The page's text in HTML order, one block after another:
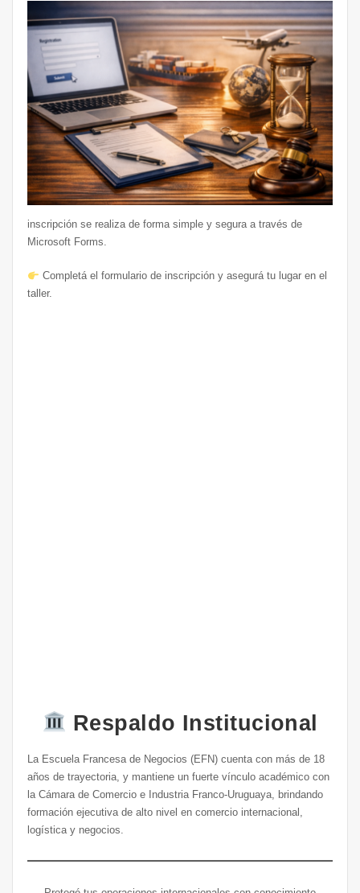
inscripción se realiza de forma simple y segura a través de
Microsoft Forms.
Completá el formulario de inscripción y asegurá tu lugar en el
taller.
Respaldo Institucional
La Escuela Francesa de Negocios (EFN) cuenta con más de 18
años de trayectoria, y mantiene un fuerte vínculo académico con
la Cámara de Comercio e Industria Franco‑Uruguaya, brindando
formación ejecutiva de alto nivel en comercio internacional,
logística y negocios.